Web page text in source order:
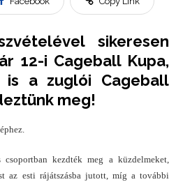
sikeresen
12-i Cageball Kupa,
is a zuglói Cageball
meg!
kezdték meg a küzdelmeket,
az esti rájátszásba jutott, míg a további